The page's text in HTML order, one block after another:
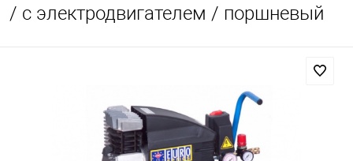
/ с электродвигателем / поршневый